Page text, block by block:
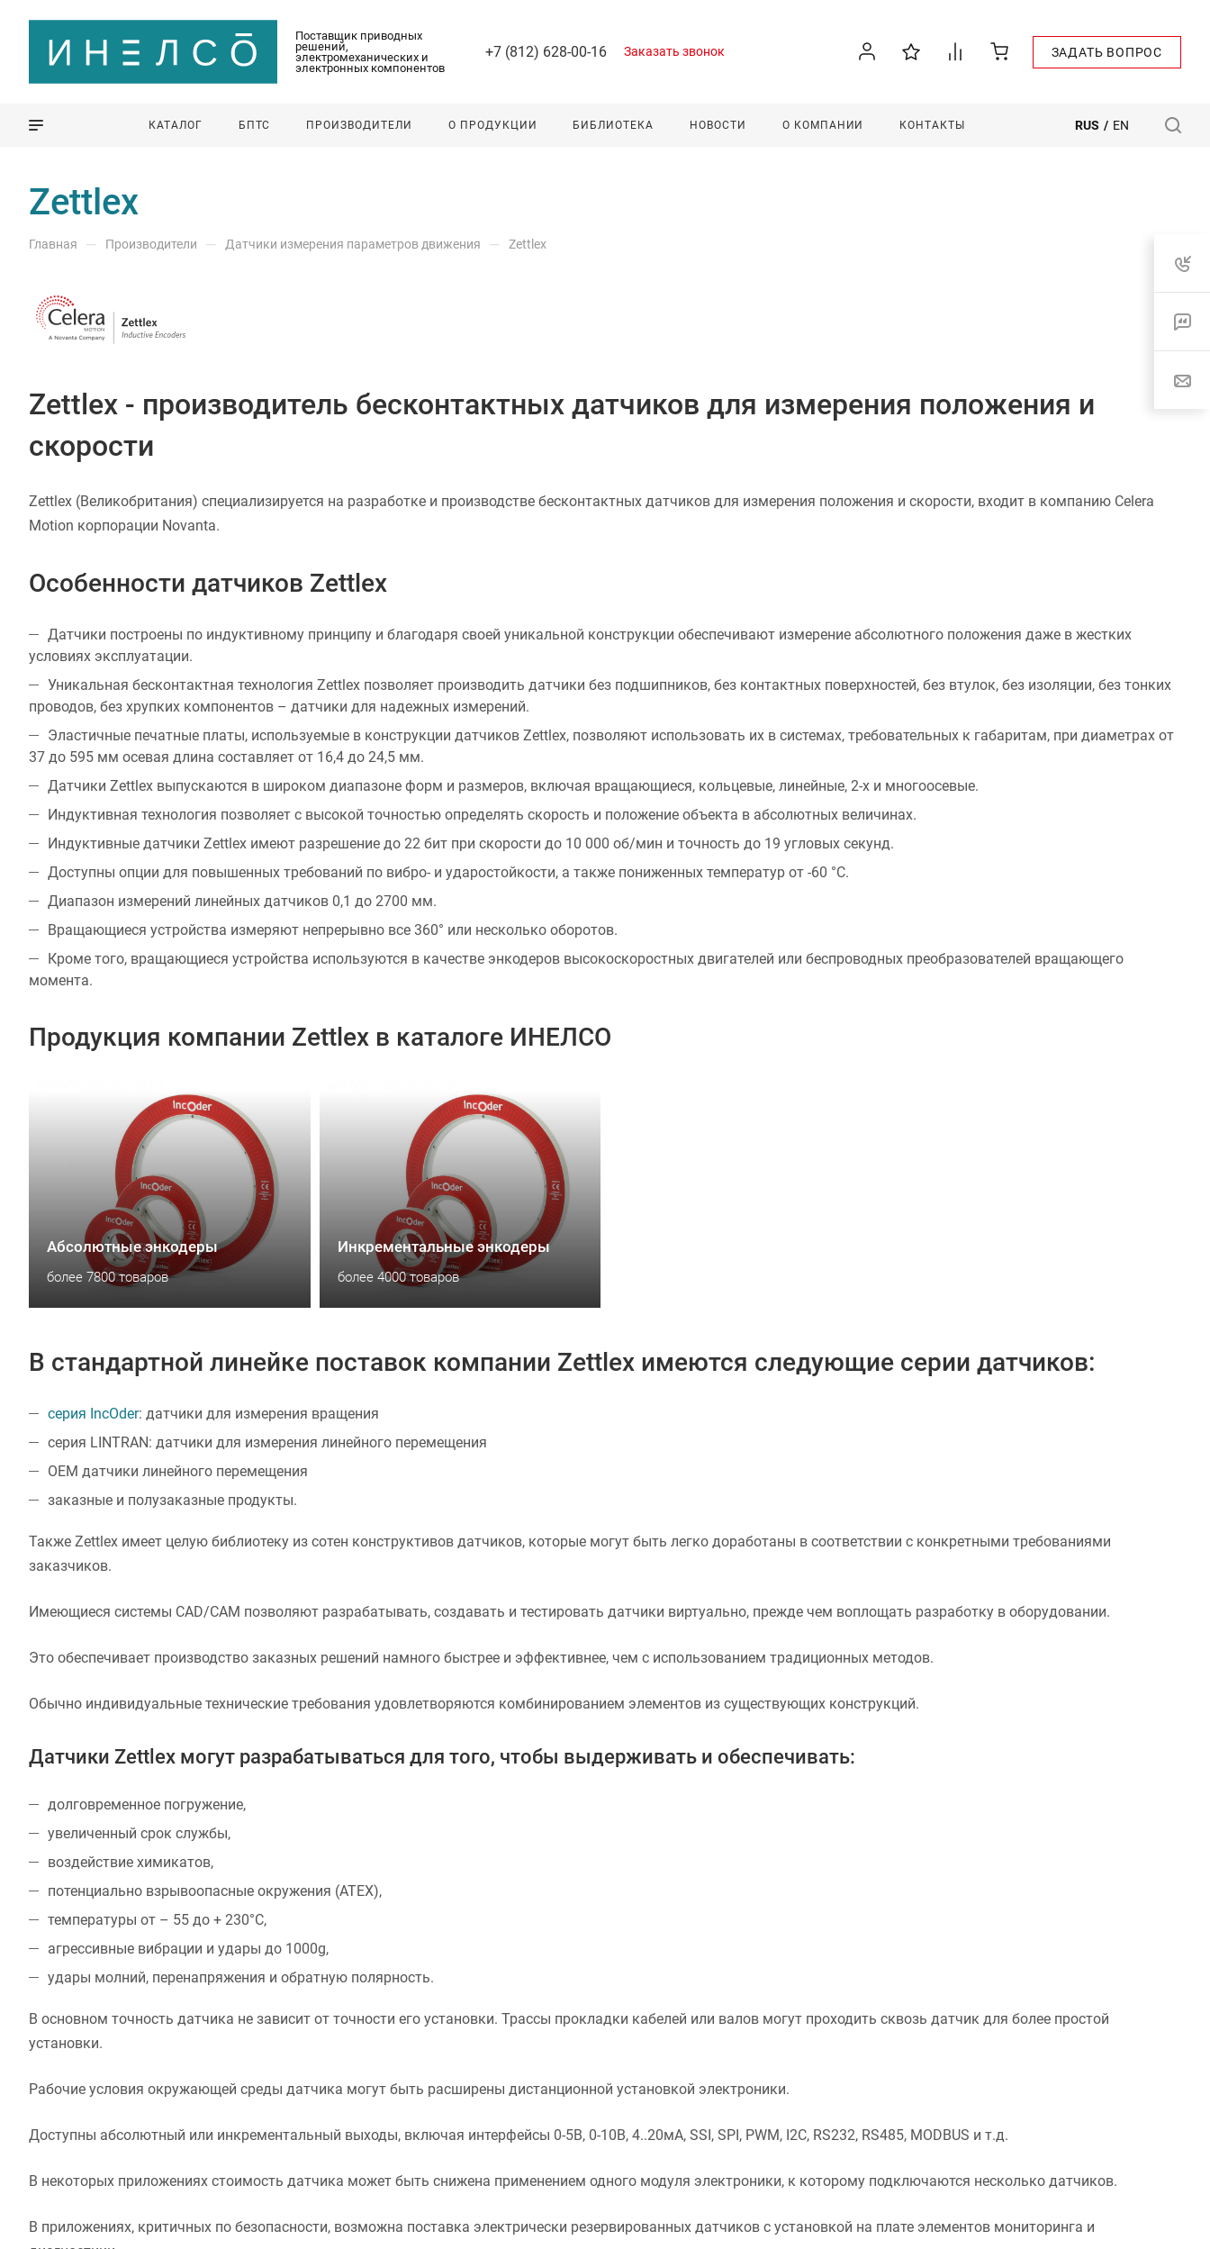
Поставщик приводных
решений,
электромеханических и
электронных компонентов
+7 (812) 628-00-16 Заказать звонок ЗАДАТЬ ВОПРОС
КАТАЛОГ БПТС ПРОИЗВОДИТЕЛИ О ПРОДУКЦИИ БИБЛИОТЕКА НОВОСТИ О КОМПАНИИ КОНТАКТЫ RUS / EN
Zettlex
Главная — Производители — Датчики измерения параметров движения — Zettlex
Zettlex - производитель бесконтактных датчиков для измерения положения и
скорости
Zettlex (Великобритания) специализируется на разработке и производстве бесконтактных датчиков для измерения положения и скорости, входит в компанию Celera
Motion корпорации Novanta.
Особенности датчиков Zettlex
Датчики построены по индуктивному принципу и благодаря своей уникальной конструкции обеспечивают измерение абсолютного положения даже в жестких
условиях эксплуатации.
Уникальная бесконтактная технология Zettlex позволяет производить датчики без подшипников, без контактных поверхностей, без втулок, без изоляции, без тонких
проводов, без хрупких компонентов – датчики для надежных измерений.
Эластичные печатные платы, используемые в конструкции датчиков Zettlex, позволяют использовать их в системах, требовательных к габаритам, при диаметрах от
37 до 595 мм осевая длина составляет от 16,4 до 24,5 мм.
Датчики Zettlex выпускаются в широком диапазоне форм и размеров, включая вращающиеся, кольцевые, линейные, 2-х и многоосевые.
Индуктивная технология позволяет с высокой точностью определять скорость и положение объекта в абсолютных величинах.
Индуктивные датчики Zettlex имеют разрешение до 22 бит при скорости до 10 000 об/мин и точность до 19 угловых секунд.
Доступны опции для повышенных требований по вибро- и ударостойкости, а также пониженных температур от -60 °C.
Диапазон измерений линейных датчиков 0,1 до 2700 мм.
Вращающиеся устройства измеряют непрерывно все 360° или несколько оборотов.
Кроме того, вращающиеся устройства используются в качестве энкодеров высокоскоростных двигателей или беспроводных преобразователей вращающего
момента.
Продукция компании Zettlex в каталоге ИНЕЛСО
Абсолютные энкодеры
более 7800 товаров
Инкрементальные энкодеры
более 4000 товаров
В стандартной линейке поставок компании Zettlex имеются следующие серии датчиков:
серия IncOder: датчики для измерения вращения
серия LINTRAN: датчики для измерения линейного перемещения
OEM датчики линейного перемещения
заказные и полузаказные продукты.
Также Zettlex имеет целую библиотеку из сотен конструктивов датчиков, которые могут быть легко доработаны в соответствии с конкретными требованиями
заказчиков.
Имеющиеся системы CAD/CAM позволяют разрабатывать, создавать и тестировать датчики виртуально, прежде чем воплощать разработку в оборудовании.
Это обеспечивает производство заказных решений намного быстрее и эффективнее, чем с использованием традиционных методов.
Обычно индивидуальные технические требования удовлетворяются комбинированием элементов из существующих конструкций.
Датчики Zettlex могут разрабатываться для того, чтобы выдерживать и обеспечивать:
долговременное погружение,
увеличенный срок службы,
воздействие химикатов,
потенциально взрывоопасные окружения (ATEX),
температуры от – 55 до + 230°С,
агрессивные вибрации и удары до 1000g,
удары молний, перенапряжения и обратную полярность.
В основном точность датчика не зависит от точности его установки. Трассы прокладки кабелей или валов могут проходить сквозь датчик для более простой
установки.
Рабочие условия окружающей среды датчика могут быть расширены дистанционной установкой электроники.
Доступны абсолютный или инкрементальный выходы, включая интерфейсы 0-5В, 0-10В, 4..20мА, SSI, SPI, PWM, I2C, RS232, RS485, MODBUS и т.д.
В некоторых приложениях стоимость датчика может быть снижена применением одного модуля электроники, к которому подключаются несколько датчиков.
В приложениях, критичных по безопасности, возможна поставка электрически резервированных датчиков с установкой на плате элементов мониторинга и